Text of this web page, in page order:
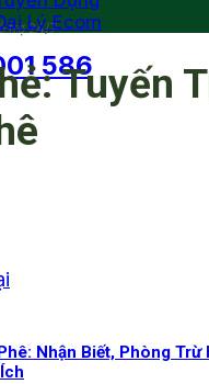
trợ 24/7
586
Lý Ecom
Tuyến
Nhận Biết, Phòng Trừ